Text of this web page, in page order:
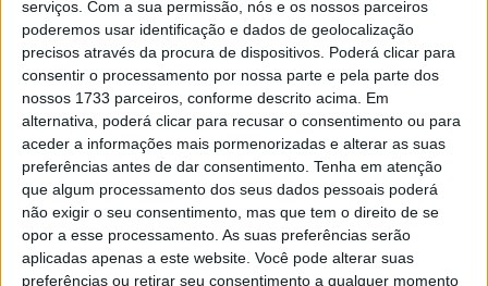
serviços. Com a sua permissão, nós e os nossos parceiros
poderemos usar identificação e dados de geolocalização
precisos através da procura de dispositivos. Poderá clicar para
consentir o processamento por nossa parte e pela parte dos
nossos 1733 parceiros, conforme descrito acima. Em
alternativa, poderá clicar para recusar o consentimento ou para
aceder a informações mais pormenorizadas e alterar as suas
preferências antes de dar consentimento. Tenha em atenção
que algum processamento dos seus dados pessoais poderá
não exigir o seu consentimento, mas que tem o direito de se
opor a esse processamento. As suas preferências serão
aplicadas apenas a este website. Você pode alterar suas
preferências ou retirar seu consentimento a qualquer momento
ele no WC, local onde, puxando-o para junto de si,
aproximou os seus lábios aos dele, procurando
repetidamente beijá-lo na boca, o que este evitou”,
acrescentou.
O MP referiu ainda que, “pouco depois”, o padre mandou
“diversos SMS [serviço de mensagens curtas] para o
telemóvel do menor, aliciando-o para um encontro a fim
de se relacionar sexualmente com ele”.